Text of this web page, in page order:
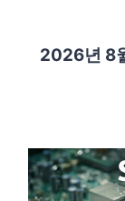
2026년 8